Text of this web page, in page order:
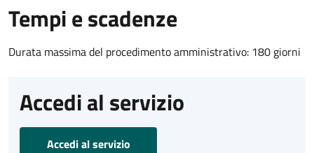
Tempi e scadenze
Durata massima del procedimento amministrativo: 180 giorni
Accedi al servizio
Accedi al servizio